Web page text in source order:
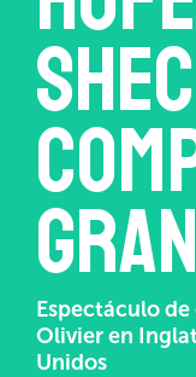
Espectáculo
Olivier en
Unidos